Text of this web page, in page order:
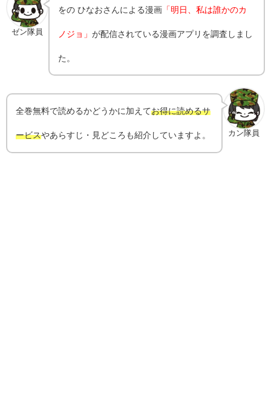
ゼン隊員
をの ひなおさんによる漫画 「 明日、私は誰かのカ
ノジョ 」が配信されている漫画アプリを調査しまし
た。
カン隊員
全巻無料で読めるかどうかに加えてお得に読めるサ
ービスやあらすじ・見どころも紹介していますよ。